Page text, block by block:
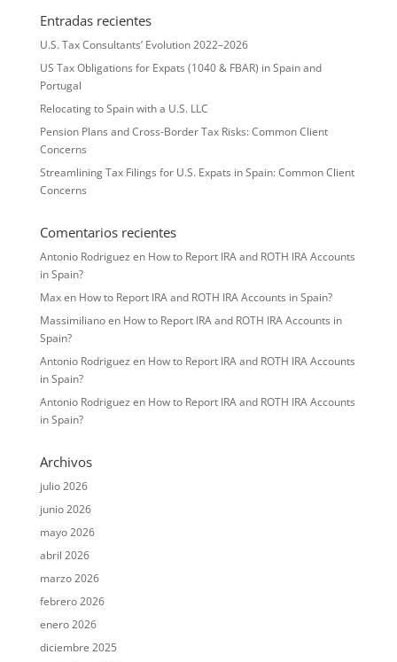
Entradas recientes
U.S. Tax Consultants’ Evolution 2022–2026
US Tax Obligations for Expats (1040 & FBAR) in Spain and
Portugal
Relocating to Spain with a U.S. LLC
Pension Plans and Cross-Border Tax Risks: Common Client
Concerns
Streamlining Tax Filings for U.S. Expats in Spain: Common Client
Concerns
Comentarios recientes
Antonio Rodriguez en How to Report IRA and ROTH IRA Accounts
in Spain?
Maxen How to Report IRA and ROTH IRA Accounts in Spain?
Massimilianoen How to Report IRA and ROTH IRA Accounts in
Spain?
Antonio Rodriguez en How to Report IRA and ROTH IRA Accounts
in Spain?
Antonio Rodriguez en How to Report IRA and ROTH IRA Accounts
in Spain?
Archivos
julio 2026
junio 2026
mayo 2026
abril 2026
marzo 2026
febrero 2026
enero 2026
diciembre 2025